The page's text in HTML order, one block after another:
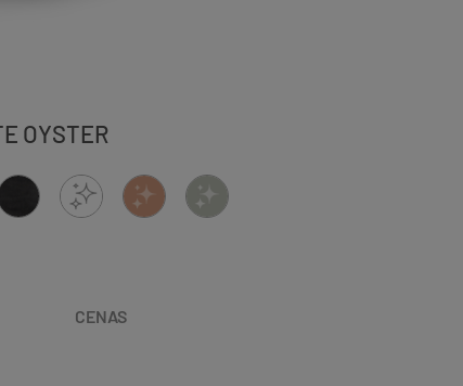
OYSTER
CENAS